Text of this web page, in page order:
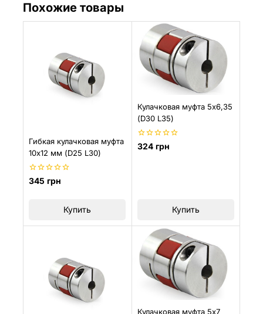
Похожие товары
Гибкая кулачковая муфта
10х12 мм (D25 L30)
0
345 грн
Купить
Кулачковая муфта 5х6,35
(D30 L35)
0
из
324 грн
Купить
Кулачковая муфта 5х7